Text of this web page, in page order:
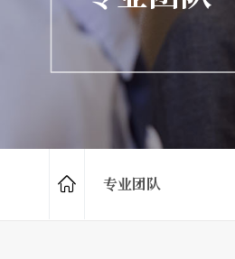
专业团队